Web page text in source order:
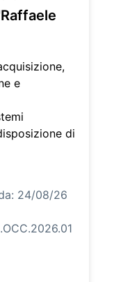
e
di
24/08/26